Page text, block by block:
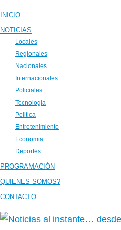
INICIO
NOTICIAS
Locales
Regionales
Nacionales
Internacionales
Policiales
Tecnologia
Politica
Entretenimiento
Economia
Deportes
PROGRAMACIÓN
QUIENES SOMOS?
CONTACTO